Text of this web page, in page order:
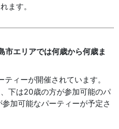
ます。
市エリアでは何歳から何歳ま
ィーが開催されています。
下は20歳の方が参加可能のパ
加可能なパーティーが予定さ